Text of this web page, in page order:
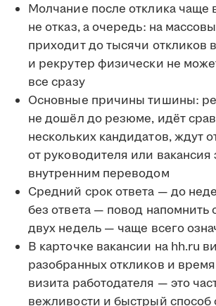
Молчание после отклика чаще
не отказ, а очередь: на
приходит до тысячи откликов
и рекрутер физически не
все сразу
Основные причины тишины:
не дошёл до резюме, идёт
нескольких кандидатов, ждут
от руководителя или вакансия
внутренним переводом
Средний срок ответа — до
без ответа — повод напомнить
двух недель — чаще всего
В карточке вакансии на hh.ru
разобранных откликов и
визита работодателя — это
вежливости и быстрый способ